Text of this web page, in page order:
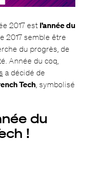
2017 est l’année du
2017 semble être
du progrès, de
Année du coq,
a décidé de
Tech, symbolisé
du
!